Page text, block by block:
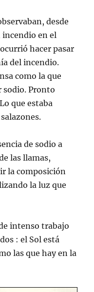
desde
incendio en el
hacer pasar
del incendio.
como la que
sodio. Pronto
que estaba
de sodio a
las llamas,
la composición
la luz que
intenso trabajo
: el Sol está
las que hay en la